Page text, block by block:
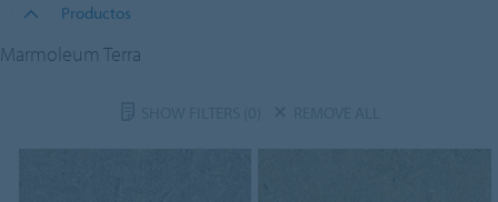
Productos
Marmoleum Terra